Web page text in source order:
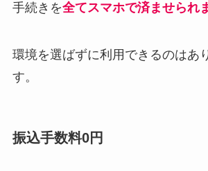
手続きを全てスマホで済ませられ
環境を選ばずに利用できるのはあ
す。
振込手数料0円